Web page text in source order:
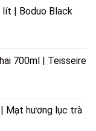
lít | Boduo Black
700ml | Teisseire
Mạt hương lục trà